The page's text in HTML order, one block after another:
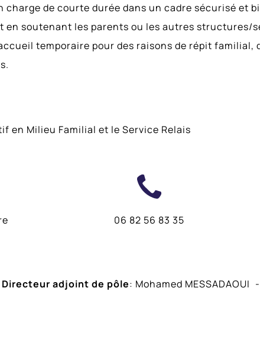
de courte durée dans un cadre sécurisé et
soutenant les parents ou les autres structures/
temporaire pour des raisons de répit familial,
en Milieu Familial et le Service Relais
06 82 56 83 35
Directeur adjoint de pôle: Mohamed MESSADAOUI